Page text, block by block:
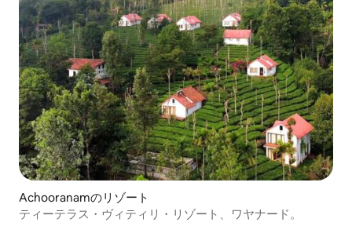
Achooranamのリゾート
ティーテラス・ヴィティリ・リゾート、ワヤナード。